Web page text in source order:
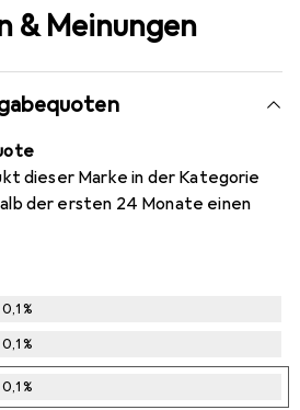
& Meinungen
dieser Marke in der Kategorie
der ersten 24 Monate einen
0,1%
0,1%
0,1%